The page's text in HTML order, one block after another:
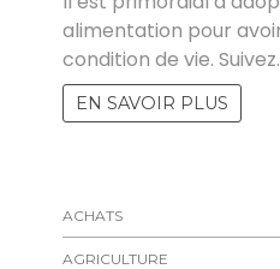
alimentation pour
condition de vie.
EN SAVOIR PLUS
ACHATS
AGRICULTURE